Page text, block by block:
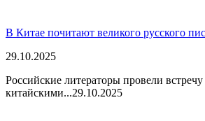
В Китае почитают великого русского
29.10.2025
Российские литераторы провели встречу
китайскими...29.10.2025